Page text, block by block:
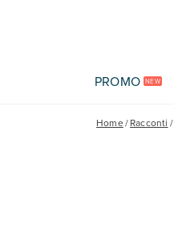
PROMO NEW
Home/Racconti /